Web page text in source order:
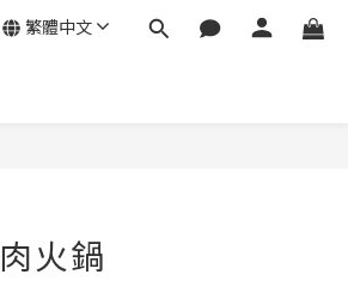
繁體中文
火鍋